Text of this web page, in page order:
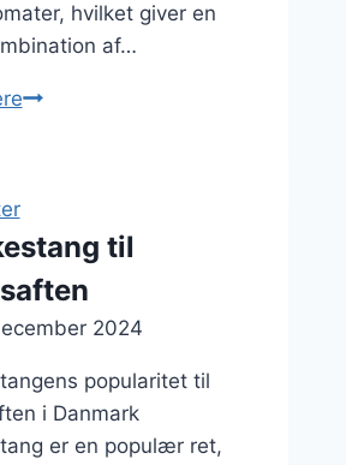
hvilket giver en
af…
Skinkestang
til
2024
popularitet til
i Danmark
er en populær ret,